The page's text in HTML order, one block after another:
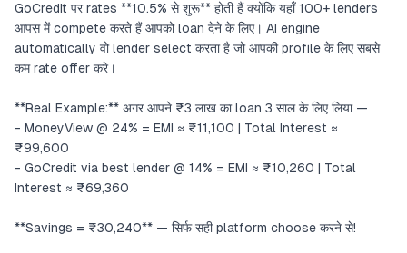
GoCredit पर rates **10.5% से शुरू** होती हैं क्योंकि यहाँ 100+ lenders
आपस में compete करते हैं आपको loan देने के लिए। AI engine
automatically वो lender select करता है जो आपकी profile के लिए सबसे
कम rate offer करे।
**Real Example:** अगर आपने ₹3 लाख का loan 3 साल के लिए लिया —
- MoneyView @ 24% = EMI ≈ ₹11,100 | Total Interest ≈
₹99,600
- GoCredit via best lender @ 14% = EMI ≈ ₹10,260 | Total
Interest ≈ ₹69,360
**Savings = ₹30,240** — सिर्फ सही platform choose करने से!